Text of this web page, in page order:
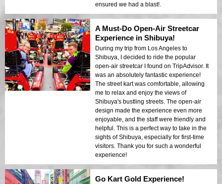
ensured we had a blast!.
A Must-Do Open-Air Streetcar
Experience in Shibuya!
During my trip from Los Angeles to
Shibuya, I decided to ride the popular
open-air streetcar I found on TripAdvisor. It
was an absolutely fantastic experience!
The street kart was comfortable, allowing
me to relax and enjoy the views of
Shibuya's bustling streets. The open-air
design made the experience even more
enjoyable, and the staff were friendly and
helpful. This is a perfect way to take in the
sights of Shibuya, especially for first-time
visitors. Thank you for such a wonderful
experience!
Go Kart Gold Experience!